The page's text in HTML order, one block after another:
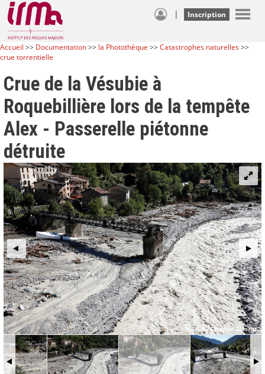
| Inscription
Accueil >> Documentation>> la Photothèque >>Catastrophes naturelles>>
crue torrentielle
Crue de la Vésubie à
Roquebillière lors de la tempête
Alex - Passerelle piétonne
détruite